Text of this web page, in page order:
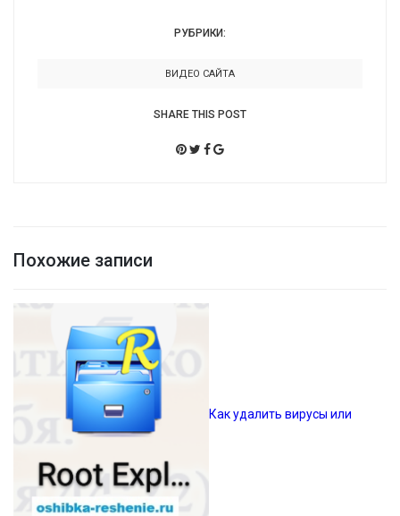
РУБРИКИ:
ВИДЕО САЙТА
SHARE THIS POST
Похожие записи
Как удалить вирусы или